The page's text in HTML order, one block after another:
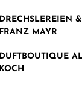
DRECHSLEREIEN
FRANZ MAYR
DUFTBOUTIQUE
KOCH